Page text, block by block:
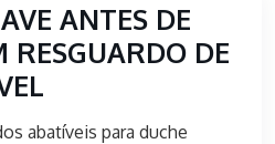
ANTES DE
RESGUARDO DE
abatíveis para duche